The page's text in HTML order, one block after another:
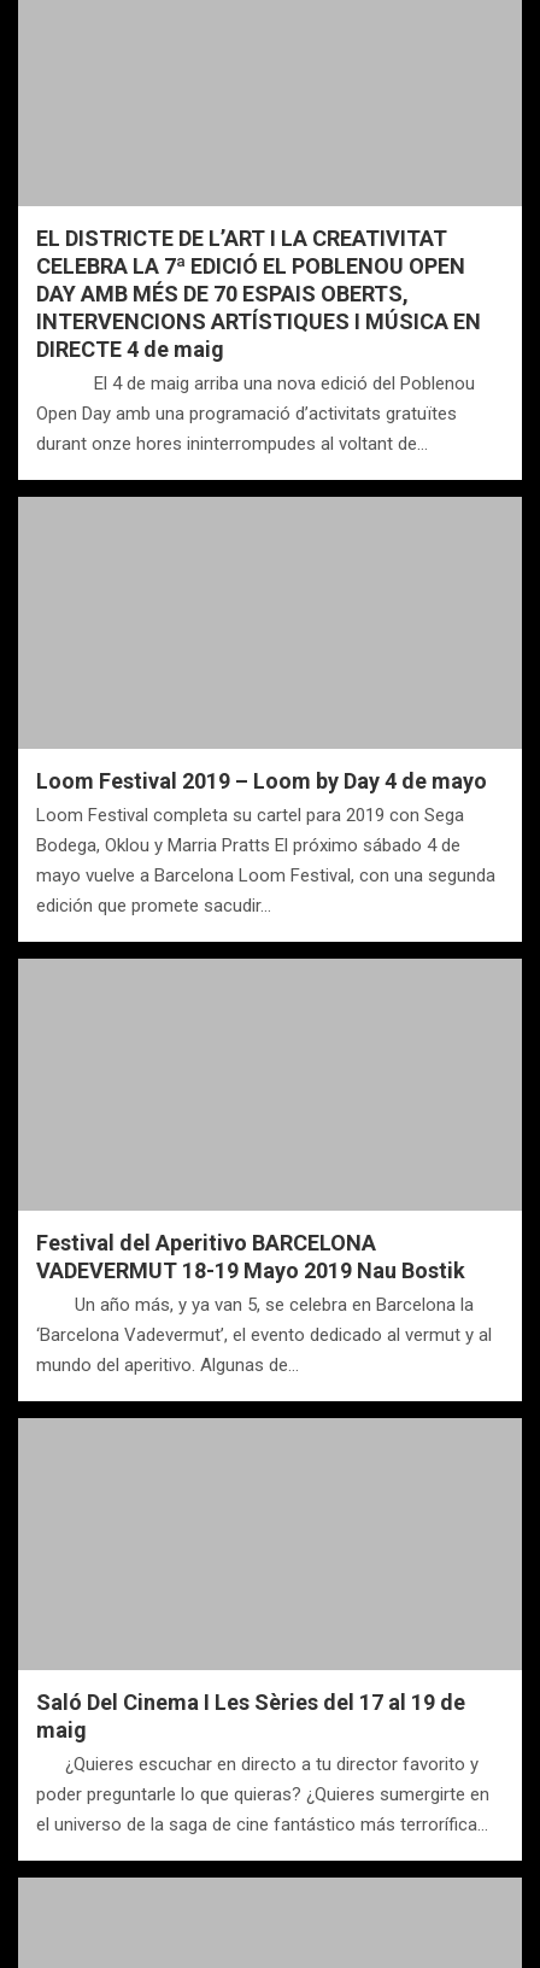
EL DISTRICTE DE L’ART I LA CREATIVITAT
CELEBRA LA 7ª EDICIÓ EL POBLENOU OPEN
DAY AMB MÉS DE 70 ESPAIS OBERTS,
INTERVENCIONS ARTÍSTIQUES I MÚSICA EN
DIRECTE 4 de maig
El 4 de maig arriba una nova edició del Poblenou
Open Day amb una programació d’activitats gratuïtes
durant onze hores ininterrompudes al voltant de…
Loom Festival 2019 – Loom by Day 4 de mayo
Loom Festival completa su cartel para 2019 con Sega
Bodega, Oklou y Marria Pratts El próximo sábado 4 de
mayo vuelve a Barcelona Loom Festival, con una segunda
edición que promete sacudir…
Festival del Aperitivo BARCELONA
VADEVERMUT 18-19 Mayo 2019 Nau Bostik
Un año más, y ya van 5, se celebra en Barcelona la
‘Barcelona Vadevermut’, el evento dedicado al vermut y al
mundo del aperitivo. Algunas de…
Saló Del Cinema I Les Sèries del 17 al 19 de
maig
¿Quieres escuchar en directo a tu director favorito y
poder preguntarle lo que quieras? ¿Quieres sumergirte en
el universo de la saga de cine fantástico más terrorífica…